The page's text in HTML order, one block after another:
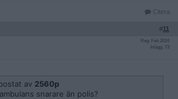
Citera
#11
Reg: Feb 2024
Inlägg: 73
av 2560p
snarare än polis?